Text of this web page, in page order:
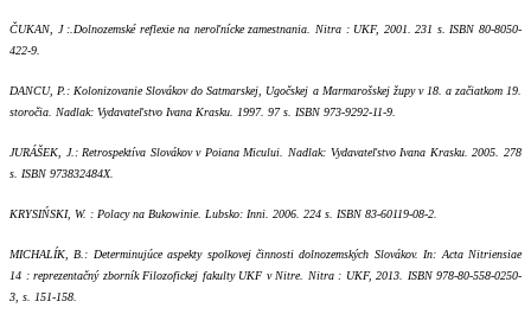
ČUKAN, J.: Dolnozemské reflexie na neroľnícke zamestnania. Nitra : UKF, 2001. 231 s. ISBN 80-8050-
422-9.
DANCU, P.: Kolonizovanie Slovákov do Satmarskej, Ugočskej a Marmarošskej župy v 18. a začiatkom 19.
storočia. Nadlak: Vydavateľstvo Ivana Krasku. 1997. 97 s. ISBN 973-9292-11-9.
JURÁŠEK, J.: Retrospektíva Slovákov v Poiana Micului. Nadlak: Vydavateľstvo Ivana Krasku. 2005. 278
s. ISBN 973832484X.
KRYSIŃSKI, W. : Polacy na Bukowinie. Lubsko: Inni. 2006. 224 s. ISBN 83-60119-08-2.
MICHALÍK, B.: Determinujúce aspekty spolkovej činnosti dolnozemských Slovákov. In: Acta Nitriensiae
14 : reprezentačný zborník Filozofickej fakulty UKF v Nitre. Nitra : UKF, 2013. ISBN 978-80-558-0250-
3, s. 151-158.